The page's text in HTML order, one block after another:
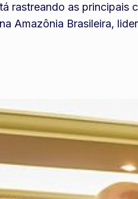
rastreando as
Amazônia Brasileira,